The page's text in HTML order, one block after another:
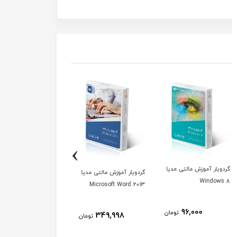
گردویار آموزش مالتی مدیا
Windows 8
96,000 تومان
گردویار آموزش مالتی مدیا
Microsoft Word 2013
349,998 تومان
›